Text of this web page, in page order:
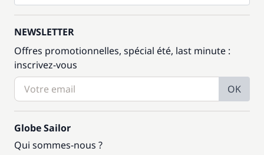
NEWSLETTER
Offres promotionnelles, spécial été, last minute :
inscrivez-vous
OK
Globe Sailor
Qui sommes-nous ?